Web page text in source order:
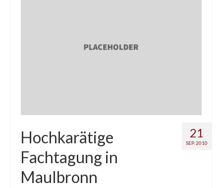
21
SEP. 2010
Hochkarätige
Fachtagung in
Maulbronn